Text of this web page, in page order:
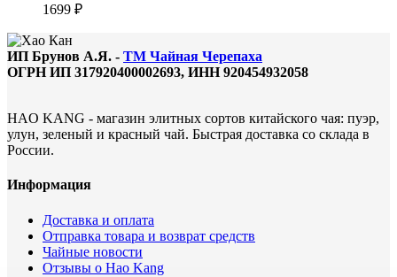
1699 ₽
ИП Брунов А.Я. - ТМ Чайная Черепаха
ОГРН ИП 317920400002693, ИНН 920454932058
HAO KANG - магазин элитных сортов китайского чая: пуэр,
улун, зеленый и красный чай. Быстрая доставка со склада в
России.
Информация
Доставка и оплата
Отправка товара и возврат средств
Чайные новости
Отзывы о Hao Kang